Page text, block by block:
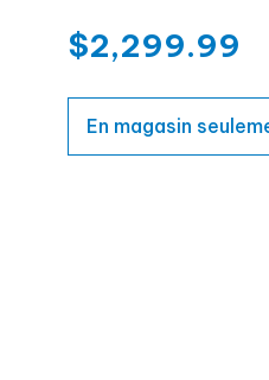
$2,299.99
En magasin